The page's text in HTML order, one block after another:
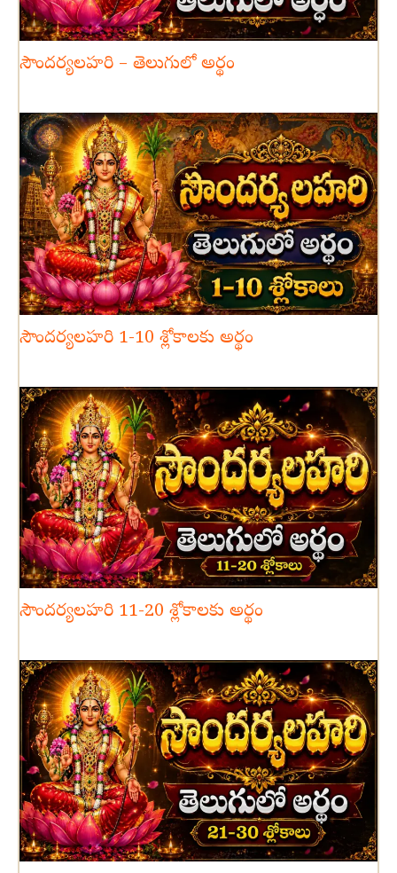
సౌందర్యలహరి – తెలుగులో అర్థం
సౌందర్యలహరి 1-10 శ్లోకాలకు అర్థం
సౌందర్యలహరి 11-20 శ్లోకాలకు అర్థం